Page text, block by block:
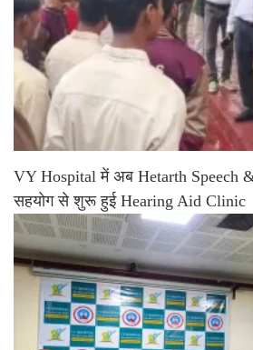
VY Hospital में अब Hetarth Speech
सहयोग से शुरू हुई Hearing Aid Clinic